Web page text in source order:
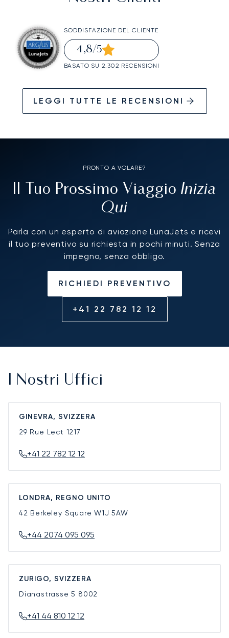
SODDISFAZIONE DEL CLIENTE
4,8/5
BASATO SU 2.302 RECENSIONI
LEGGI TUTTE LE RECENSIONI
PRONTO A VOLARE?
Il Tuo Prossimo Viaggio Inizia
Qui
Parla con un esperto di aviazione LunaJets e ricevi
il tuo preventivo su richiesta in pochi minuti. Senza
impegno, senza obbligo.
RICHIEDI PREVENTIVO
+41 22 782 12 12
I Nostri Uffici
GINEVRA, SVIZZERA
29 Rue Lect 1217
+41 22 782 12 12
LONDRA, REGNO UNITO
42 Berkeley SquareW1J 5AW
+44 2074 095 095
ZURIGO, SVIZZERA
Dianastrasse 5 8002
+41 44 810 12 12